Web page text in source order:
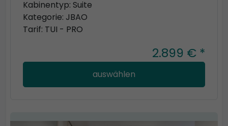
Kabinentyp: Suite
Kategorie: JBAO
Tarif: TUI - PRO
2.899 € *
auswählen